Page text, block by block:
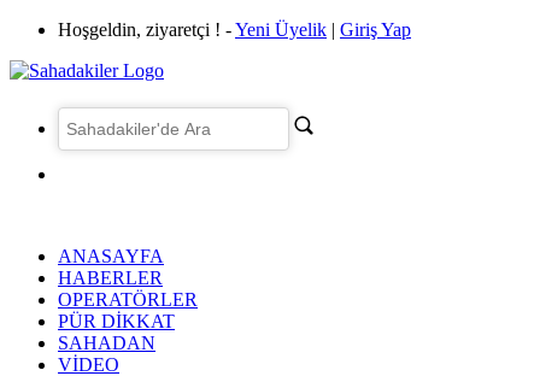
Hoşgeldin, ziyaretçi ! -Yeni Üyelik | Giriş Yap
ANASAYFA
HABERLER
OPERATÖRLER
PÜR DİKKAT
SAHADAN
VİDEO